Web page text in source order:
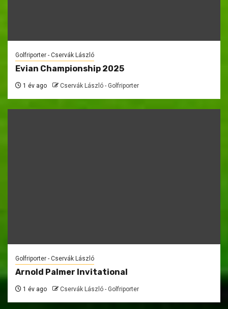
Golfriporter - Cservák László
Evian Championship 2025
1 év ago Cservák László - Golfriporter
Golfriporter - Cservák László
Arnold Palmer Invitational
1 év ago Cservák László - Golfriporter